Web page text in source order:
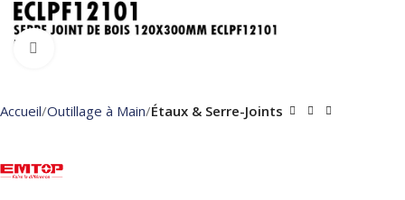
Accueil Outillage à Main Étaux & Serre-Joints